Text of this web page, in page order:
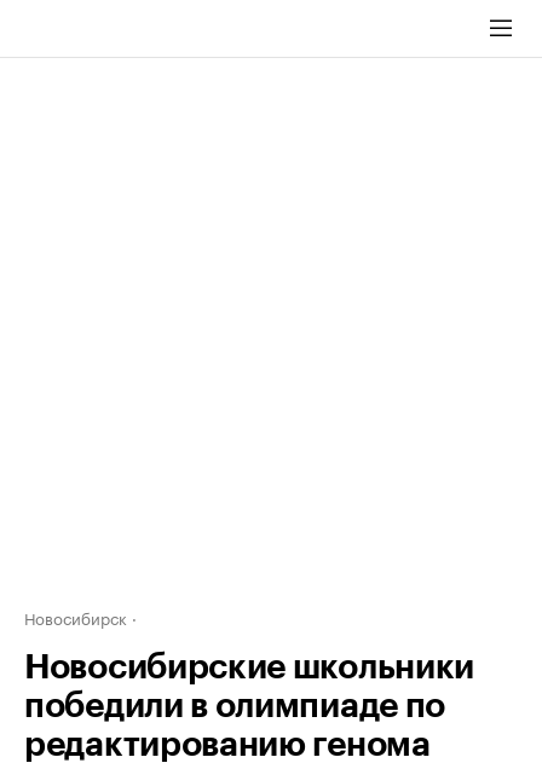
Новосибирск
Новосибирские школьники
победили в олимпиаде по
редактированию генома